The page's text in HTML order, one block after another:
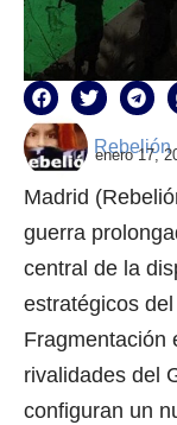
Rebelión
enero 17,
Madrid
guerra
central de la
estratégicos
Fragmentación
rivalidades del
configuran un